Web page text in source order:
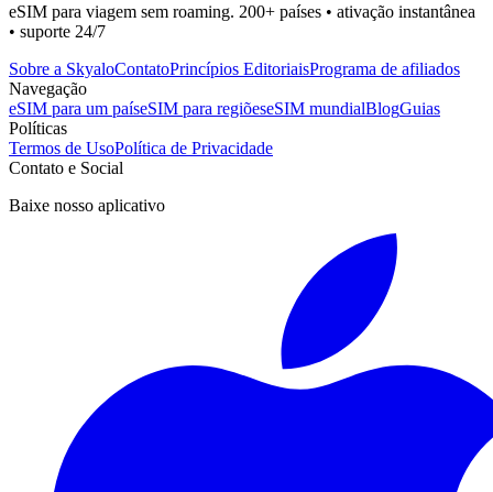
eSIM para viagem sem roaming. 200+ países • ativação instantânea
• suporte 24/7
Sobre a SkyaloContatoPrincípios EditoriaisPrograma de afiliados
Navegação
eSIM para um paíseSIM para regiõeseSIM mundialBlogGuias
Políticas
Termos de UsoPolítica de Privacidade
Contato e Social
Baixe nosso aplicativo